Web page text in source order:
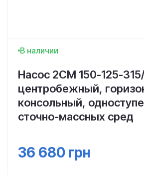
В наличии
Насос 2СМ 150-125-
центробежный,
консольный,
сточно-массных сред
36 680 грн